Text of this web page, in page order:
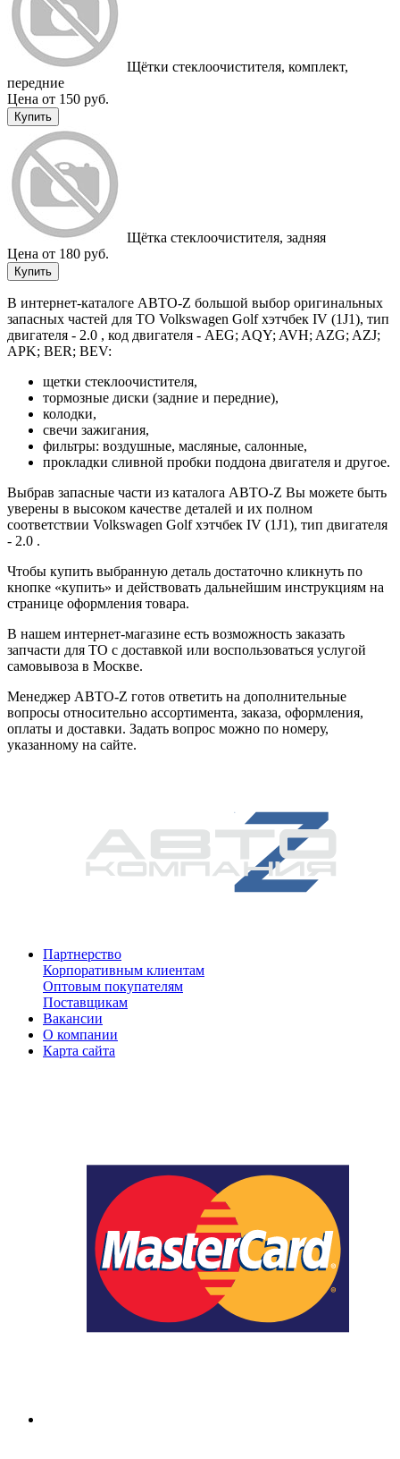
Щётки стеклоочистителя, комплект,
передние
Цена от 150 руб.
Купить
Щётка стеклоочистителя, задняя
Цена от 180 руб.
Купить
В интернет-каталоге АВТО-Z большой выбор оригинальных
запасных частей для ТО Volkswagen Golf хэтчбек IV (1J1), тип
двигателя - 2.0 , код двигателя - AEG; AQY; AVH; AZG; AZJ;
APK; BER; BEV:
щетки стеклоочистителя,
тормозные диски (задние и передние),
колодки,
свечи зажигания,
фильтры: воздушные, масляные, салонные,
прокладки сливной пробки поддона двигателя и другое.
Выбрав запасные части из каталога АВТО-Z Вы можете быть
уверены в высоком качестве деталей и их полном
соответствии Volkswagen Golf хэтчбек IV (1J1), тип двигателя
- 2.0 .
Чтобы купить выбранную деталь достаточно кликнуть по
кнопке «купить» и действовать дальнейшим инструкциям на
странице оформления товара.
В нашем интернет-магазине есть возможность заказать
запчасти для ТО с доставкой или воспользоваться услугой
самовывоза в Москве.
Менеджер АВТО-Z готов ответить на дополнительные
вопросы относительно ассортимента, заказа, оформления,
оплаты и доставки. Задать вопрос можно по номеру,
указанному на сайте.
Партнерство
Корпоративным клиентам
Оптовым покупателям
Поставщикам
Вакансии
О компании
Карта сайта